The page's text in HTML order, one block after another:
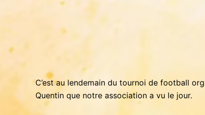
C’est au lendemain du tournoi de football
Quentin que notre association a vu le jour.